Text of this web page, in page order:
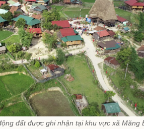
đất được ghi nhận tại khu vực xã Măng